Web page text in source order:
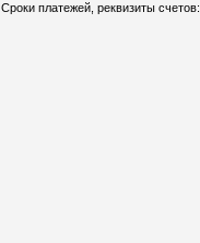
Сроки платежей, реквизиты счетов: